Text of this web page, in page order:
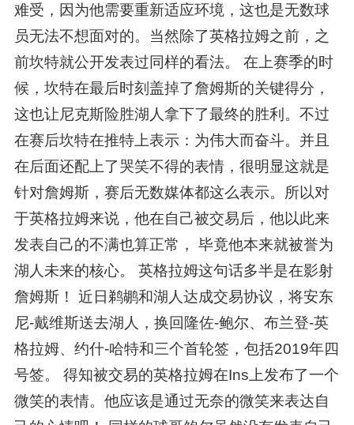
难受，因为他需要重新适应环境，这也是无数球
员无法不想面对的。当然除了英格拉姆之前，之
前坎特就公开发表过同样的看法。 在上赛季的时
候，坎特在最后时刻盖掉了詹姆斯的关键得分，
这也让尼克斯险胜湖人拿下了最终的胜利。不过
在赛后坎特在推特上表示：为伟大而奋斗。并且
在后面还配上了哭笑不得的表情，很明显这就是
针对詹姆斯，赛后无数媒体都这么表示。所以对
于英格拉姆来说，他在自己被交易后，他以此来
发表自己的不满也算正常， 毕竟他本来就被誉为
湖人未来的核心。 英格拉姆这句话多半是在影射
詹姆斯！ 近日鹈鹕和湖人达成交易协议，将安东
尼-戴维斯送去湖人，换回隆佐-鲍尔、布兰登-英
格拉姆、约什-哈特和三个首轮签，包括2019年四
号签。 得知被交易的英格拉姆在Ins上发布了一个
微笑的表情。他应该是通过无奈的微笑来表达自